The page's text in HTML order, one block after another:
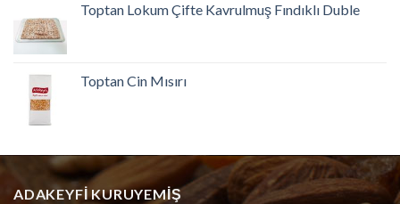
Toptan Lokum Çifte Kavrulmuş Fındıklı Duble
Toptan Cin Mısırı
ADAKEYFI KURUYEMIŞ